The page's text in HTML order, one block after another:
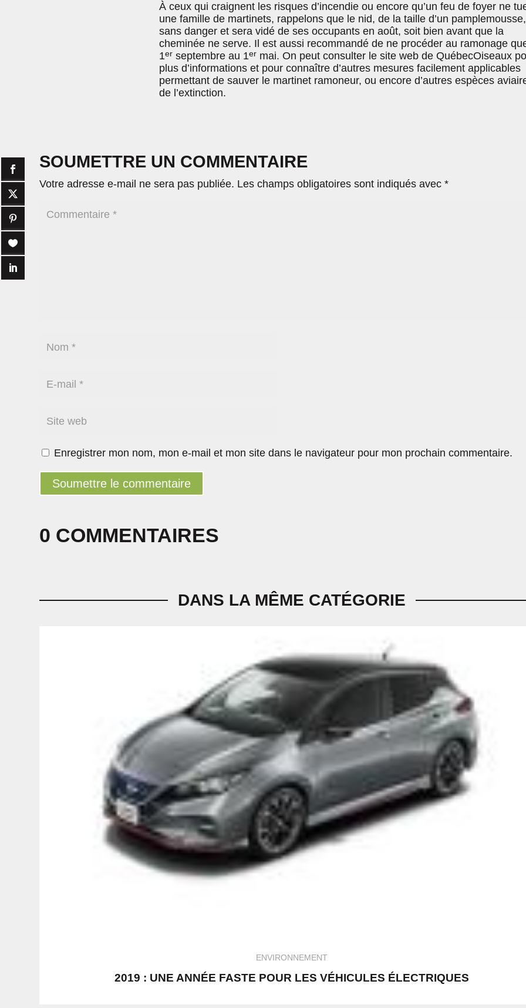
À ceux qui craignent les risques d’incendie ou encore qu’un feu de foyer ne
une famille de martinets, rappelons que le nid, de la taille d’un
sans danger et sera vidé de ses occupants en août, soit bien avant que la
cheminée ne serve. Il est aussi recommandé de ne procéder au ramonage
1erseptembre au 1ermai. On peut consulter le site web de QuébecOiseaux
plus d’informations et pour connaître d’autres mesures facilement applicables
permettant de sauver le martinet ramoneur, ou encore d’autres espèces
de l’extinction.
0 COMMENTAIRES
SOUMETTRE UN COMMENTAIRE
Votre adresse e-mail ne sera pas publiée. Les champs obligatoires sont indiqués avec*
Enregistrer mon nom, mon e-mail et mon site dans le navigateur pour mon prochain commentaire.
Soumettre le commentaire
DANS LA MÊME CATÉGORIE
ENVIRONNEMENT
2019 : UNE ANNÉE FASTE POUR LES VÉHICULES ÉLECTRIQUES